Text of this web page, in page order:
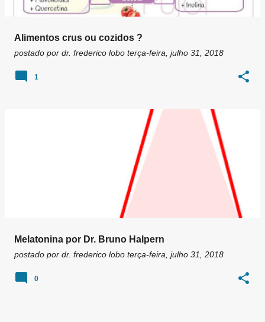
Alimentos crus ou cozidos ?
postado por dr. frederico lobo terça-feira, julho 31, 2018
1
Melatonina por Dr. Bruno Halpern
postado por dr. frederico lobo terça-feira, julho 31, 2018
0